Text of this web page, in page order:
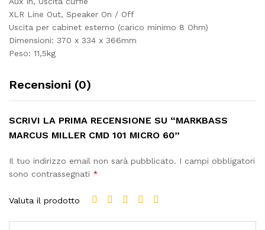
XLR Line Out, Speaker On / Off
Uscita per cabinet esterno (carico minimo 8 Ohm)
Dimensioni: 370 x 334 x 366mm
Peso: 11,5kg
Recensioni (0)
SCRIVI LA PRIMA RECENSIONE SU “MARKBASS
MARCUS MILLER CMD 101 MICRO 60”
Il tuo indirizzo email non sarà pubblicato. I campi obbligatori
sono contrassegnati *
Valuta il prodotto